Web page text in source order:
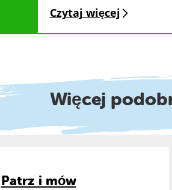
Czytaj więcej
Więcej
Patrz i mów